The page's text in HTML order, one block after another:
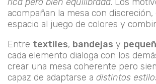
acompañan la mesa con discreción,
espacio al juego de colores y
Entre textiles, bandejas y
cada elemento dialoga con los
crear una mesa coherente pero
capaz de adaptarse a distintos